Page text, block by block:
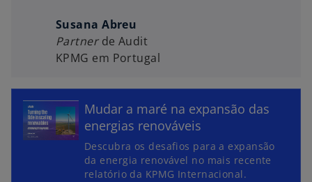
Susana Abreu
Partnerde Audit
KPMG em Portugal
Mudar a maré na expansão das
energias renováveis
Descubra os desafios para a expansão
da energia renovável no mais recente
relatório da KPMG Internacional.